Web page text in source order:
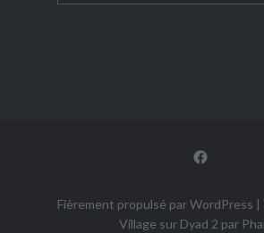
Facebook
Fièrement propulsé par WordPress |
Village sur Dyad 2 par